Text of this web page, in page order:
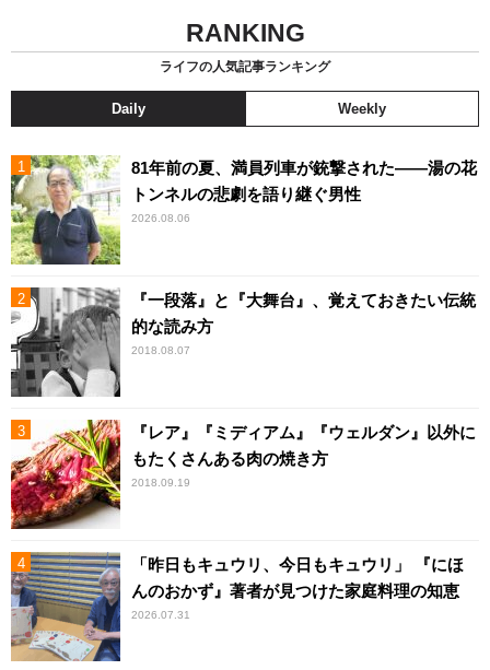
RANKING
ライフの人気記事ランキング
Daily Weekly
81年前の夏、満員列車が銃撃された――湯の花
トンネルの悲劇を語り継ぐ男性
2026.08.06
『一段落』と『大舞台』、覚えておきたい伝統
的な読み方
2018.08.07
『レア』『ミディアム』『ウェルダン』以外に
もたくさんある肉の焼き方
2018.09.19
「昨日もキュウリ、今日もキュウリ」 『にほ
んのおかず』著者が見つけた家庭料理の知恵
2026.07.31